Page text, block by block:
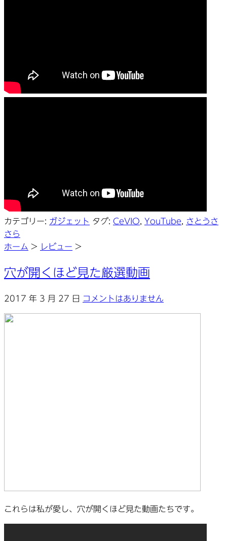
カテゴリー: ガジェット タグ: CeVIO YouTube
さとうさ
さら
ホーム > レビュー >
穴が開くほど見た厳選動画
2017 年 3 月 27 日 コメントはありません
これらは私が愛し、穴が開くほど見た動画たちです。